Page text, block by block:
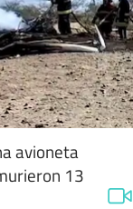
avioneta
13